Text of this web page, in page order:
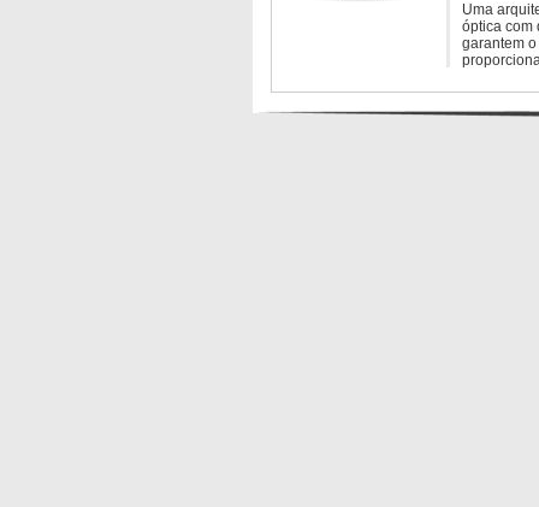
Uma
óptica com
garantem